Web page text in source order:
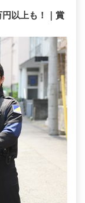
以上も！｜賞